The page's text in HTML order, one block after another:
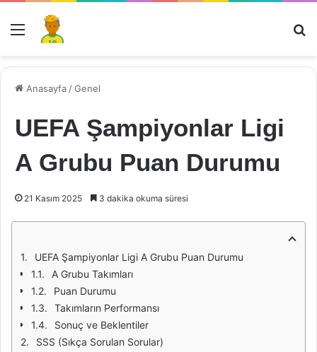
Menü
Anasayfa /Genel
UEFA Şampiyonlar Ligi
A Grubu Puan Durumu
21 Kasım 2025 3 dakika okuma süresi
UEFA Şampiyonlar Ligi A Grubu Puan Durumu
A Grubu Takımları
Puan Durumu
Takımların Performansı
Sonuç ve Beklentiler
SSS (Sıkça Sorulan Sorular)